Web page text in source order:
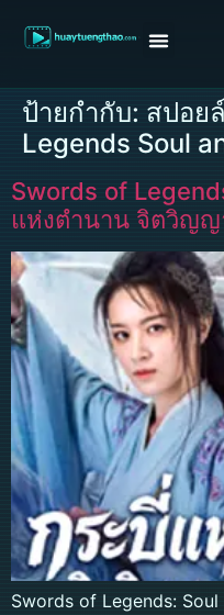
ป้ายกำกับ: สปอย
Legends Soul
Swords of
แห่งตำนาน จิตวิญ
Swords of Legends: